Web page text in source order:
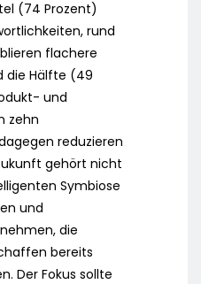
(74 Prozent)
rund
flachere
die Hälfte (49
und
zehn
reduzieren
gehört nicht
Symbiose
und
die
bereits
Der Fokus sollte